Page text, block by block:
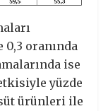
oranında
ise
yüzde
süt ürünleri ile